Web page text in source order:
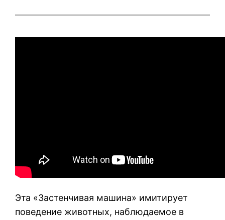
Эта «Застенчивая машина» имитирует
поведение животных, наблюдаемое в